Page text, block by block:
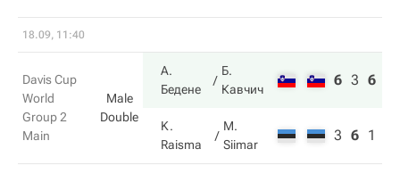
18.09, 11:40
Davis Cup
World
Group 2
Main
Male
Double
А.
Бедене
Б.
Кавчич
6 3 6
K.
Raisma
M.
Siimar
3 6 1